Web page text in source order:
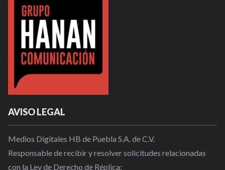
AVISO LEGAL
Medios Digitales HB de Puebla S.A. de C.V.
Responsable de recibir y resolver solicitudes relacionadas
con la Ley de Derecho de Réplica: